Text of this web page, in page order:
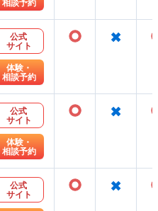
相談予約
公式
サイト
体験・
相談予約
○ ×
公式
サイト
体験・
相談予約
○ ×
公式
サイト
○ ×